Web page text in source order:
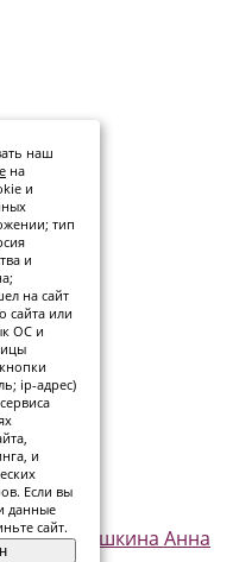
Семашкина Анна
наш
на
и
тип
и
на сайт
сайта или
ОС и
ip-адрес)
и
Если вы
данные
сайт.